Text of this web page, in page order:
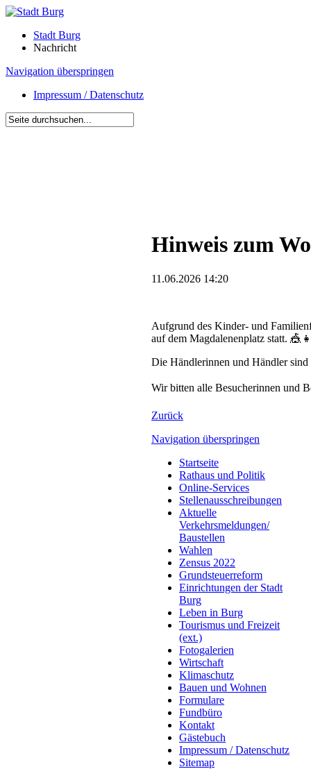
Stadt Burg
Nachricht
Navigation überspringen
Impressum / Datenschutz
Hinweis zum
11.06.2026 14:20
Aufgrund des Kinder- und
auf dem Magdalenenplatz statt.
Die Händlerinnen und Händler sind
Wir bitten alle Besucherinnen und
Zurück
Navigation überspringen
Startseite
Rathaus und Politik
Online-Services
Stellenausschreibungen
Aktuelle
Verkehrsmeldungen/
Baustellen
Wahlen
Zensus 2022
Grundsteuerreform
Einrichtungen der Stadt
Burg
Leben in Burg
Tourismus und Freizeit
(ext.)
Fotogalerien
Wirtschaft
Klimaschutz
Bauen und Wohnen
Formulare
Fundbüro
Kontakt
Gästebuch
Impressum / Datenschutz
Sitemap